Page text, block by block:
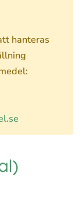
hanteras